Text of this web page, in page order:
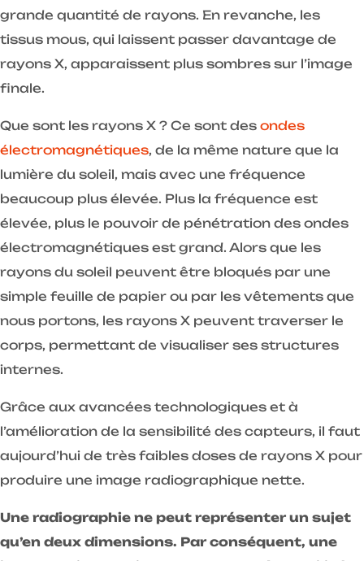
grande quantité de rayons. En revanche, les
tissus mous, qui laissent passer davantage de
rayons X, apparaissent plus sombres sur l’image
finale.
Que sont les rayons X ? Ce sont des ondes
électromagnétiques, de la même nature que la
lumière du soleil, mais avec une fréquence
beaucoup plus élevée. Plus la fréquence est
élevée, plus le pouvoir de pénétration des ondes
électromagnétiques est grand. Alors que les
rayons du soleil peuvent être bloqués par une
simple feuille de papier ou par les vêtements que
nous portons, les rayons X peuvent traverser le
corps, permettant de visualiser ses structures
internes.
Grâce aux avancées technologiques et à
l’amélioration de la sensibilité des capteurs, il faut
aujourd’hui de très faibles doses de rayons X pour
produire une image radiographique nette.
Une radiographie ne peut représenter un sujet
qu’en deux dimensions. Par conséquent, une